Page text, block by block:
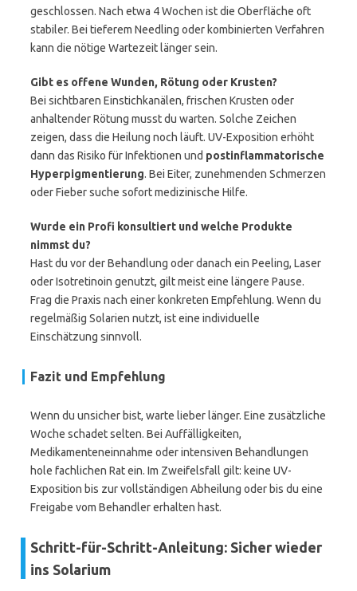
geschlossen. Nach etwa 4 Wochen ist die Oberfläche oft
stabiler. Bei tieferem Needling oder kombinierten Verfahren
kann die nötige Wartezeit länger sein.
Gibt es offene Wunden, Rötung oder Krusten?
Bei sichtbaren Einstichkanälen, frischen Krusten oder
anhaltender Rötung musst du warten. Solche Zeichen
zeigen, dass die Heilung noch läuft. UV-Exposition erhöht
dann das Risiko für Infektionen und postinflammatorische
Hyperpigmentierung. Bei Eiter, zunehmenden Schmerzen
oder Fieber suche sofort medizinische Hilfe.
Wurde ein Profi konsultiert und welche Produkte
nimmst du?
Hast du vor der Behandlung oder danach ein Peeling, Laser
oder Isotretinoin genutzt, gilt meist eine längere Pause.
Frag die Praxis nach einer konkreten Empfehlung. Wenn du
regelmäßig Solarien nutzt, ist eine individuelle
Einschätzung sinnvoll.
Fazit und Empfehlung
Wenn du unsicher bist, warte lieber länger. Eine zusätzliche
Woche schadet selten. Bei Auffälligkeiten,
Medikamenteneinnahme oder intensiven Behandlungen
hole fachlichen Rat ein. Im Zweifelsfall gilt: keine UV-
Exposition bis zur vollständigen Abheilung oder bis du eine
Freigabe vom Behandler erhalten hast.
Schritt-für-Schritt-Anleitung: Sicher wieder
ins Solarium